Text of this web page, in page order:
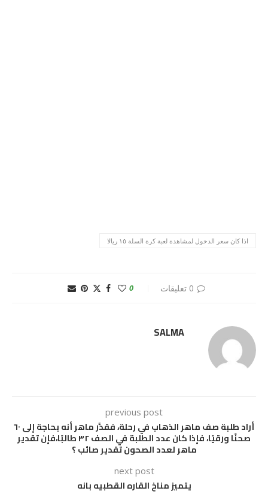
اذا كان سعر الدخول لمشاهدة لعبة كرة السلة ١٥ ريالا
0 تعليقات 0
SALMA
previous post
أراد طلبة صف ماهر الذهاب في رحلة، فقدَّر ماهر أنه بحاجة إلى ٦٠
صحنًا ورقيًا، فإذا كان عدد الطلبة في الصف ٣٢ طالبًا،فإن تقدير
ماهر لعدد الصحون تقدير صائب ؟
next post
يتميز مناخ القاره القطبيه بانه